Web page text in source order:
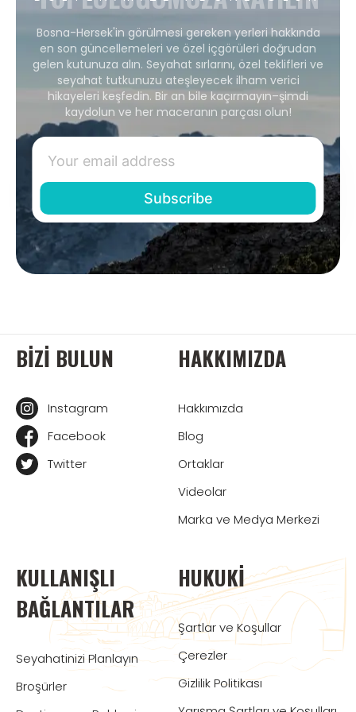
Bosna-Hersek'in görülmesi gereken yerleri hakkında
en son güncellemeleri ve özel içgörüleri doğrudan
gelen kutunuza alın. Seyahat sırlarını, özel teklifleri ve
seyahat tutkunuzu ateşleyecek ilham verici
hikayeleri keşfedin. Bir an bile kaçırmayın–şimdi
kaydolun ve her maceranın parçası olun!
BIZI BULUN
Instagram
Facebook
Twitter
HAKKIMIZDA
Hakkımızda
Blog
Ortaklar
Videolar
Marka ve Medya Merkezi
KULLANIŞLI
BAĞLANTILAR
Seyahatinizi Planlayın
Broşürler
HUKUKI
Şartlar ve Koşullar
Çerezler
Gizlilik Politikası